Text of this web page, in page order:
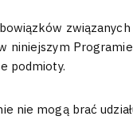
związanych
niniejszym
podmioty.
nie mogą brać